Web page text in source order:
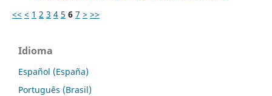
<< < 1 2 3 4 5 6 7 > >>
Idioma
Español (España)
Português (Brasil)